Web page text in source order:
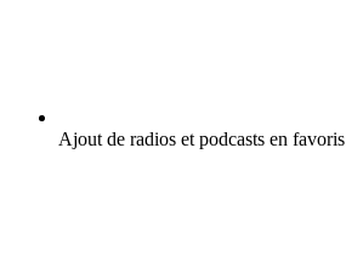
Ajout de radios et podcasts en favoris